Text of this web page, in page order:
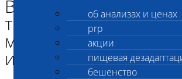
об анализах и ценах
prp
акции
пищевая
бешенство
Взятие мазка в
транспортной
исследования